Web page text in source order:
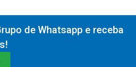
de Whatsapp e receba